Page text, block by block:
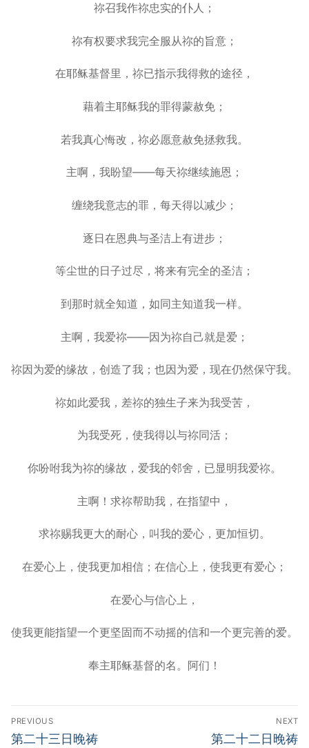
祢召我作祢忠实的仆人；
祢有权要求我完全服从祢的旨意；
在耶稣基督里，祢已指示我得救的途径，
藉着主耶稣我的罪得蒙赦免；
若我真心悔改，祢必愿意赦免拯救我。
主啊，我盼望——每天祢继续施恩；
缠绕我意志的罪，每天得以减少；
逐日在恩典与圣洁上有进步；
等尘世的日子过尽，将来有完全的圣洁；
到那时就全知道，如同主知道我一样。
主啊，我爱祢——因为祢自己就是爱；
祢因为爱的缘故，创造了我；也因为爱，现在仍然保守我。
祢如此爱我，差祢的独生子来为我受苦，
为我受死，使我得以与祢同活；
你吩咐我为祢的缘故，爱我的邻舍，已显明我爱祢。
主啊！求祢帮助我，在指望中，
求祢赐我更大的耐心，叫我的爱心，更加恒切。
在爱心上，使我更加相信；在信心上，使我更有爱心；
在爱心与信心上，
使我更能指望一个更坚固而不动摇的信和一个更完善的爱。
奉主耶稣基督的名。阿们！
Post
navigation
PREVIOUS
Previous
第二十三日晚祷
NEXT
Next
第二十二日晚祷